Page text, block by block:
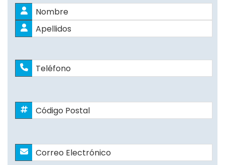
Nombre*
Nombres
Teléfono
Código
Postal
*
Correo
Electrónico